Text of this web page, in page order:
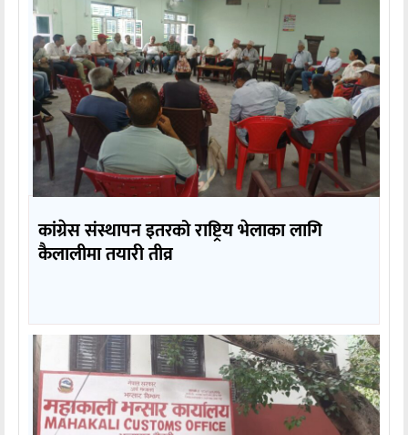
कांग्रेस संस्थापन इतरको राष्ट्रिय भेलाका लागि
कैलालीमा तयारी तीव्र